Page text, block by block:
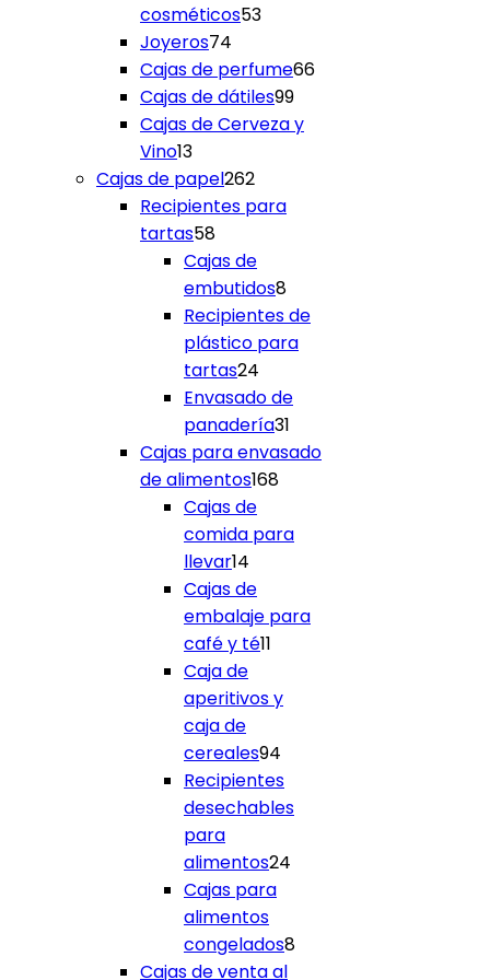
cosméticos5353
Joyeros74
productos
Cajas de perfume6666
Cajas de dátiles9999
productos
Cajas de Cerveza y
Vino1313
productos
Cajas de papel262262
productos
Recipientes para
tartas5858
productos
Cajas de
embutidos88
productos
Recipientes de
plástico para
tartas24
productos
Envasado de
panadería31
productos
Cajas para envasado
de alimentos168168
Cajas de
comida para
llevar14
productos
Cajas de
embalaje para
café y té11
Caja de
aperitivos y
caja de
cereales94
productos
Recipientes
desechables
para
alimentos24
Cajas para
alimentos
congelados88
Cajas de venta al